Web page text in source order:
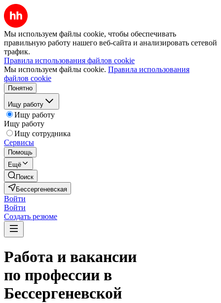
Мы используем файлы cookie, чтобы обеспечивать
правильную работу нашего веб-сайта и анализировать сетевой
трафик.
Правила использования файлов cookie
Мы используем файлы cookie. Правила использования
файлов cookie
Понятно
Ищу работу
Ищу работу
Ищу работу
Ищу сотрудника
Сервисы
Помощь
Ещё
Поиск
Бессергеневская
Войти
Войти
Создать резюме
Работа и вакансии
по профессии в
Бессергеневской